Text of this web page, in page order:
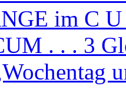
im C
. . . 3